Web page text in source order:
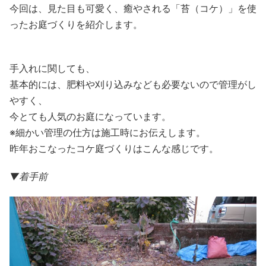
今回は、見た目も可愛く、癒やされる「苔（コケ）」を使
ったお庭づくりを紹介します。
手入れに関しても、
基本的には、肥料や刈り込みなども必要ないので管理がし
やすく、
今とても人気のお庭になっています。
※細かい管理の仕方は施工時にお伝えします。
昨年おこなったコケ庭づくりはこんな感じです。
▼着手前